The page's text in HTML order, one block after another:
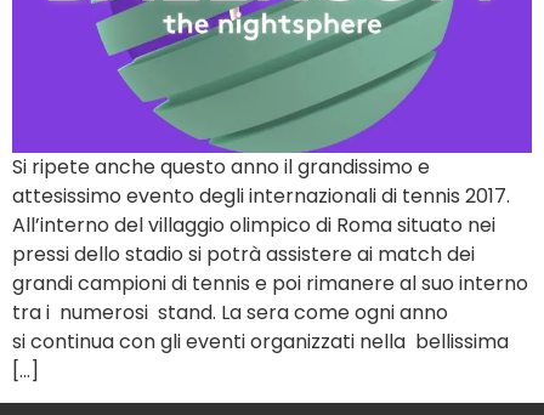
Si ripete anche questo anno il grandissimo e
attesissimo evento degli internazionali di tennis 2017.
All’interno del villaggio olimpico di Roma situato nei
pressi dello stadio si potrà assistere ai match dei
grandi campioni di tennis e poi rimanere al suo interno
tra i numerosi stand. La sera come ogni anno
si continua con gli eventi organizzati nella bellissima
[…]